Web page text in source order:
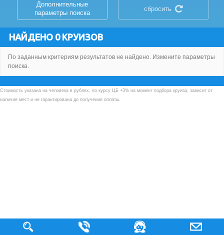
Дополнительные
параметры поиска
сбросить
НАЙДЕНО 0 КРУИЗОВ
По заданным критериям результатов не найдено. Измените параметры
поиска.
Стоимость указана на человека в рублях, по курсу ЦБ +3% на момент подбора круиза, зависит от
наличия мест и не гарантирована до получения оплаты.